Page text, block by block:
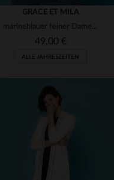
VERFÜGBARE GRÖSSEN
GRACE ET MILA
marineblauer feiner Damen Pullover
49,00 €
ALLE JAHRESZEITEN